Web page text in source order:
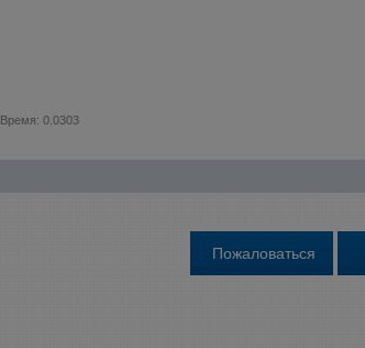
Время: 0.0303